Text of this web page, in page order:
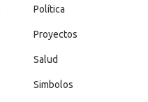
Política
Proyectos
Salud
Simbolos